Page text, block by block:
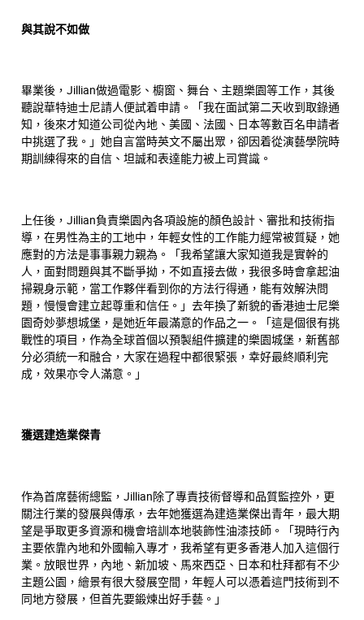
與其說不如做
畢業後，Jillian做過電影、櫥窗、舞台、主題樂園等工作，其後
聽說華特迪士尼請人便試着申請。「我在面試第二天收到取錄通
知，後來才知道公司從內地、美國、法國、日本等數百名申請者
中挑選了我。」她自言當時英文不屬出眾，卻因着從演藝學院時
期訓練得來的自信、坦誠和表達能力被上司賞識。
上任後，Jillian負責樂園內各項設施的顏色設計、審批和技術指
導，在男性為主的工地中，年輕女性的工作能力經常被質疑，她
應對的方法是事事親力親為。「我希望讓大家知道我是實幹的
人，面對問題與其不斷爭拗，不如直接去做，我很多時會拿起油
掃親身示範，當工作夥伴看到你的方法行得通，能有效解決問
題，慢慢會建立起尊重和信任。」去年換了新貌的香港迪士尼樂
園奇妙夢想城堡，是她近年最滿意的作品之一。「這是個很有挑
戰性的項目，作為全球首個以預製組件擴建的樂園城堡，新舊部
分必須統一和融合，大家在過程中都很緊張，幸好最終順利完
成，效果亦令人滿意。」
獲選建造業傑青
作為首席藝術總監，Jillian除了專責技術督導和品質監控外，更
關注行業的發展與傳承，去年她獲選為建造業傑出青年，最大期
望是爭取更多資源和機會培訓本地裝飾性油漆技師。「現時行內
主要依靠內地和外國輸入專才，我希望有更多香港人加入這個行
業。放眼世界，內地、新加坡、馬來西亞、日本和杜拜都有不少
主題公園，繪景有很大發展空間，年輕人可以憑着這門技術到不
同地方發展，但首先要鍛煉出好手藝。」